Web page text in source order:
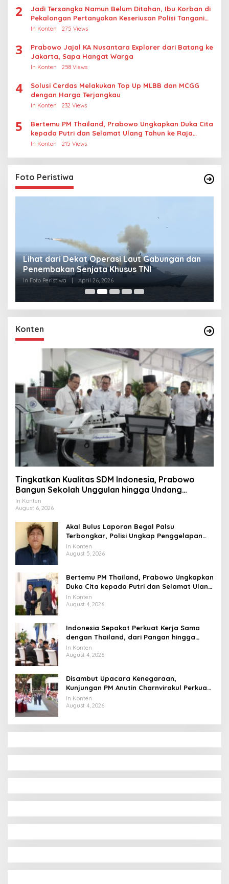
2
Jadi Tersangka Namun Belum Ditahan, Ibu Korban di
Pekalongan Pertanyakan Keseriusan Polisi Tangani
Kasus Rudapksa Sampai Anaknya Hamil
In Konten 275 Views
3
Prabowo Jajal KA Nusantara Explorer dari Batang ke
Jakarta, Sapa Hangat Warga
In Konten 258 Views
4
Solusi Cerdas Melakukan Top Up MLBB dan MCGG
dengan Harga Terjangkau
In Konten 232 Views
5
Bertemu PM Thailand, Prabowo Ungkapkan Duka Cita
kepada Putri dan Selamat Ulang Tahun ke Raja
Thailand
In Konten 215 Views
Foto Peristiwa
Lihat dari Dekat Operasi Laut Gabungan dan
Penembakan Senjata Khusus TNI
In Foto Peristiwa April 26, 2026
Konten
Tingkatkan Kualitas SDM Indonesia, Prabowo
Bangun Sekolah Unggulan hingga Undang
Universitas Terbaik Dunia
In Konten
August 6, 2026
Akal Bulus Laporan Begal Palsu
Terbongkar, Polisi Ungkap Penggelapan
Uang Perusahaan untuk Crypto
In Konten
August 5, 2026
Bertemu PM Thailand, Prabowo Ungkapkan
Duka Cita kepada Putri dan Selamat Ulang
Tahun ke Raja Thailand
In Konten
August 4, 2026
Indonesia Sepakat Perkuat Kerja Sama
dengan Thailand, dari Pangan hingga
Ekonomi Digital
In Konten
August 4, 2026
Disambut Upacara Kenegaraan,
Kunjungan PM Anutin Charnvirakul Perkuat
Hubungan Indonesia-Thailand
In Konten
August 4, 2026